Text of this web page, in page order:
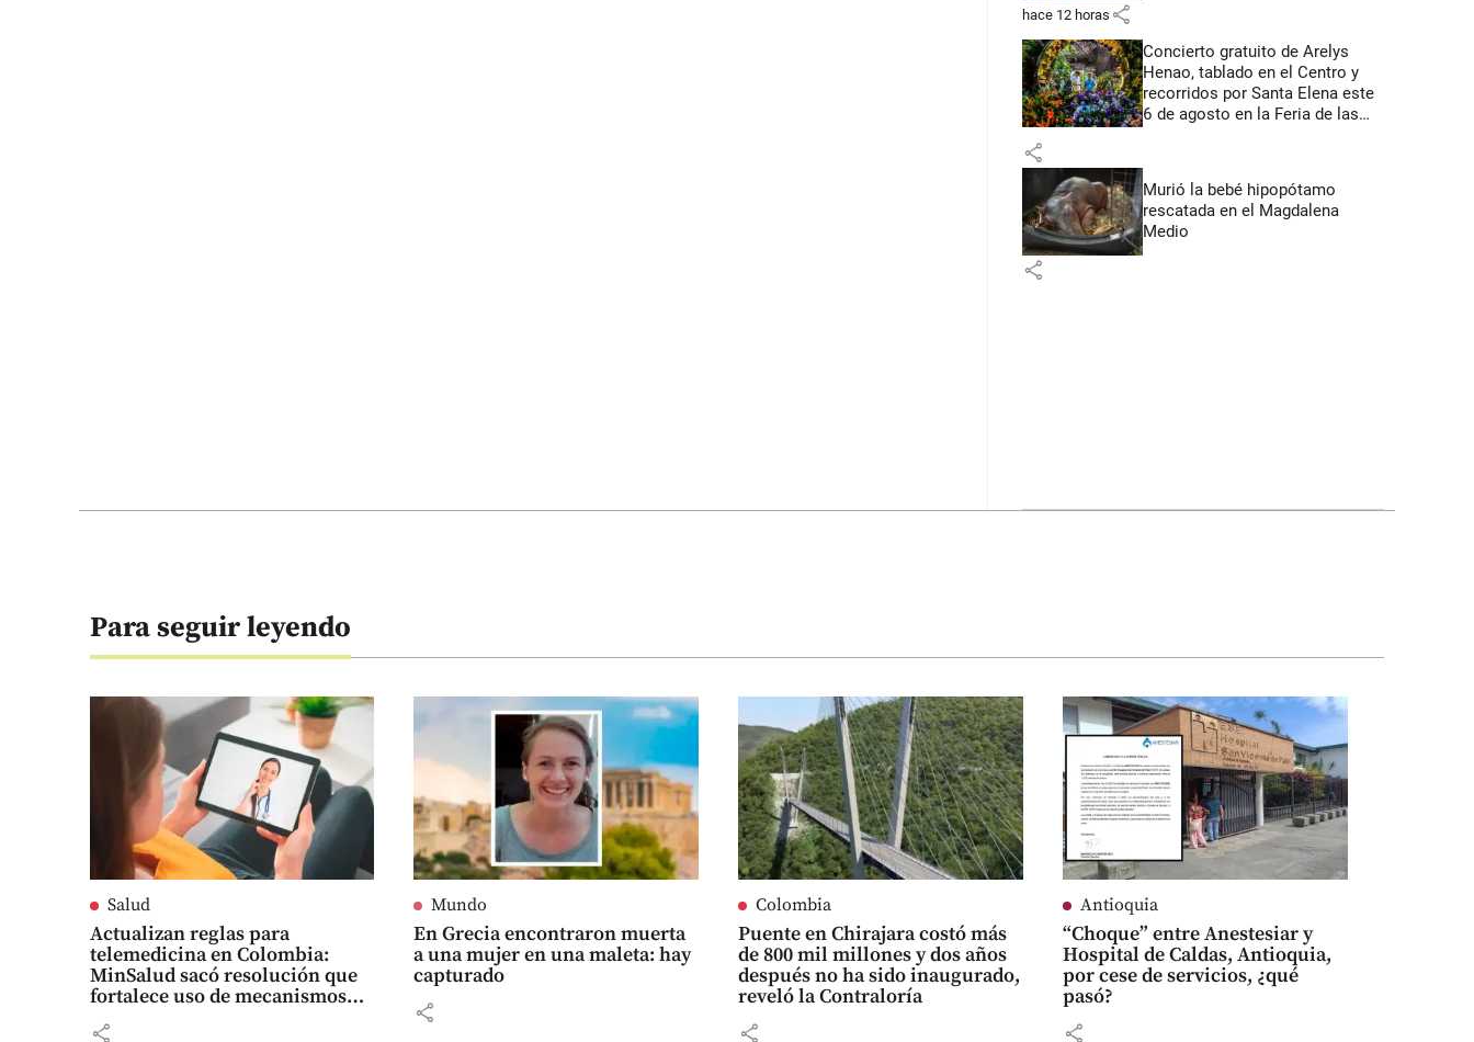
hace 12 horas share
Concierto gratuito de Arelys
Henao, tablado en el Centro y
recorridos por Santa Elena este
6 de agosto en la Feria de las
share
Murió la bebé hipopótamo
rescatada en el Magdalena
Medio
share
Para seguir leyendo
Salud
Actualizan reglas para
telemedicina en Colombia:
MinSalud sacó resolución que
fortalece uso de mecanismos
digitales
share
Mundo
En Grecia encontraron muerta
a una mujer en una maleta: hay
capturado
share
Colombia
Puente en Chirajara costó más
de 800 mil millones y dos años
después no ha sido inaugurado,
reveló la Contraloría
share
Antioquia
“Choque” entre Anestesiar y
Hospital de Caldas, Antioquia,
por cese de servicios, ¿qué
pasó?
share